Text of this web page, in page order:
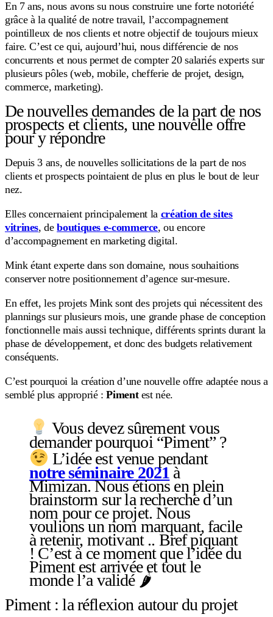
En 7 ans, nous avons su nous construire une forte notoriété
grâce à la qualité de notre travail, l’accompagnement
pointilleux de nos clients et notre objectif de toujours mieux
faire. C’est ce qui, aujourd’hui, nous différencie de nos
concurrents et nous permet de compter 20 salariés experts sur
plusieurs pôles (web, mobile, chefferie de projet, design,
commerce, marketing).
De nouvelles demandes de la part de nos
prospects et clients, une nouvelle offre
pour y répondre
Depuis 3 ans, de nouvelles sollicitations de la part de nos
clients et prospects pointaient de plus en plus le bout de leur
nez.
Elles concernaient principalement la création de sites
vitrines, deboutiques e-commerce, ou encore
d’accompagnement en marketing digital.
Mink étant experte dans son domaine, nous souhaitions
conserver notre positionnement d’agence sur-mesure.
En effet, les projets Mink sont des projets qui nécessitent des
plannings sur plusieurs mois, une grande phase de conception
fonctionnelle mais aussi technique, différents sprints durant la
phase de développement, et donc des budgets relativement
conséquents.
C’est pourquoi la création d’une nouvelle offre adaptée nous a
semblé plus approprié :Pimentest née.
Vous devez sûrement vous
demander pourquoi “Piment” ?
L’idée est venue pendant
notre séminaire 2021 à
Mimizan. Nous étions en plein
brainstorm sur la recherche d’un
nom pour ce projet. Nous
voulions un nom marquant, facile
à retenir, motivant .. Bref piquant
! C’est à ce moment que l’idée du
Piment est arrivée et tout le
monde l’a validé 🌶
Piment : la réflexion autour du projet